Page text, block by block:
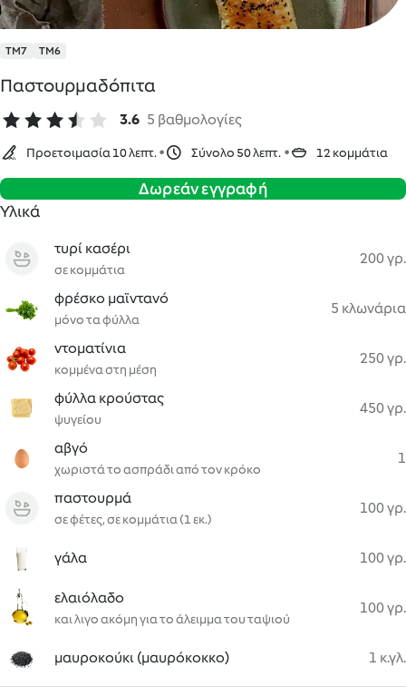
TM7 TM6
Παστουρμαδόπιτα
3.6 5 βαθμολογίες
Προετοιμασία 10 λεπτ. Σύνολο 50 λεπτ. 12 κομμάτια
Δωρεάν εγγραφή
Υλικά
τυρί κασέρι
σε κομμάτια
200 γρ.
φρέσκο μαϊντανό
μόνο τα φύλλα
5 κλωνάρια
ντοματίνια
κομμένα στη μέση
250 γρ.
φύλλα κρούστας
ψυγείου
450 γρ.
αβγό
χωριστά το ασπράδι από τον κρόκο
1
παστουρμά
σε φέτες, σε κομμάτια (1 εκ.)
100 γρ.
γάλα 100 γρ.
ελαιόλαδο
και λιγο ακόμη για το άλειμμα του ταψιού
100 γρ.
μαυροκούκι (μαυρόκοκκο) 1 κ.γλ.